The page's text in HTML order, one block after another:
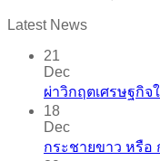
Latest News
21
Dec
ผ่าวิกฤตเศรษฐกิจ
18
Dec
กระชายขาว​ หรือ​